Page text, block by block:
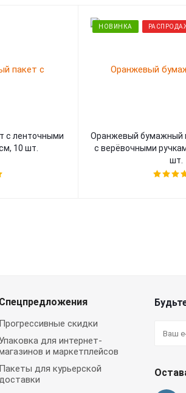
10 шт.
НОВИНКА
Оранжевый бумажный пакет для бутылок
с верёвочными
шт.
Спецпредложения
Прогрессивные скидки
Упаковка для интернет-
и маркетплейсов
Пакеты для курьерской